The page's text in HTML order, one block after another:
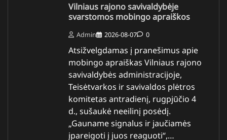
Vilniaus rajono savivaldybėje
svarstomos mobingo apraiškos
Admin 2026-08-07 0
Atsižvelgdamas į pranešimus apie
mobingo apraiškas Vilniaus rajono
savivaldybės administracijoje,
Teisėtvarkos ir savivaldos plėtros
komitetas antradienį, rugpjūčio 4
d., sušaukė neeilinį posėdį.
„Gauname signalus ir jaučiamės
įpareigoti į juos reaguoti“,…